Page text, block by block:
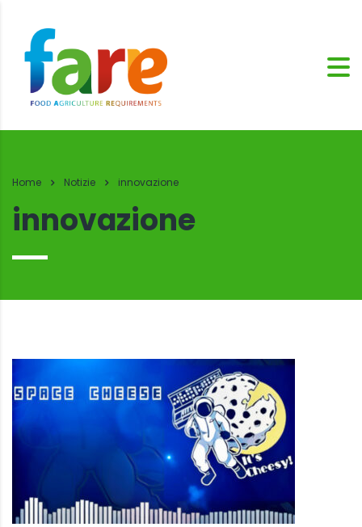
Home Notizie innovazione
innovazione